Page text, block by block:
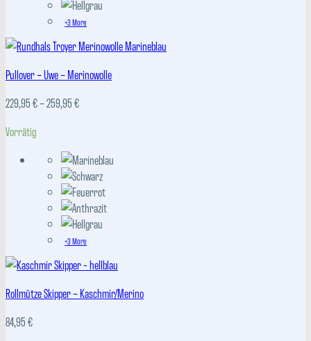
+3 More
Pullover – Uwe – Merinowolle
229,95€–259,95€Preisspanne:
Vorrätig
+3 More
Rollmütze Skipper – Kaschmir/Merino
84,95€